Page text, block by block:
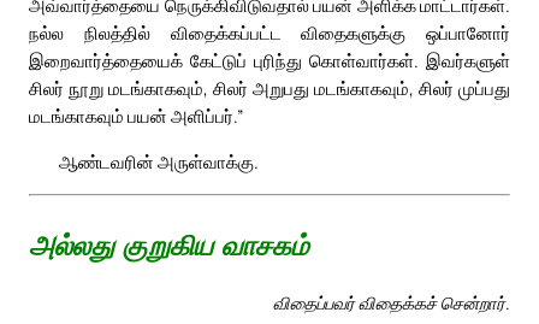
அவ்வார்த்தையை நெருக்கிவிடுவதால் பயன் அளிக்க மாட்டார்கள்.
நல்ல நிலத்தில் விதைக்கப்பட்ட விதைகளுக்கு ஒப்பானோர்
இறைவார்த்தையைக் கேட்டுப் புரிந்து கொள்வார்கள். இவர்களுள்
சிலர் நூறு மடங்காகவும், சிலர் அறுபது மடங்காகவும், சிலர் முப்பது
மடங்காகவும் பயன் அளிப்பர்.”
ஆண்டவரின் அருள்வாக்கு.
அல்லது குறுகிய வாசகம்
விதைப்பவர் விதைக்கச் சென்றார்.